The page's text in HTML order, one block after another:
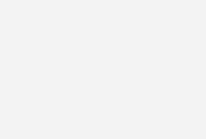
– was hat das eine
Gemengelage